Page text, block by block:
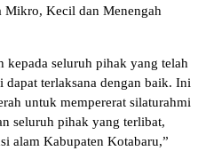
Mikro, Kecil dan Menengah
kepada seluruh pihak yang telah
terlaksana dengan baik. Ini
untuk mempererat silaturahmi
seluruh pihak yang terlibat,
alam Kabupaten Kotabaru,”